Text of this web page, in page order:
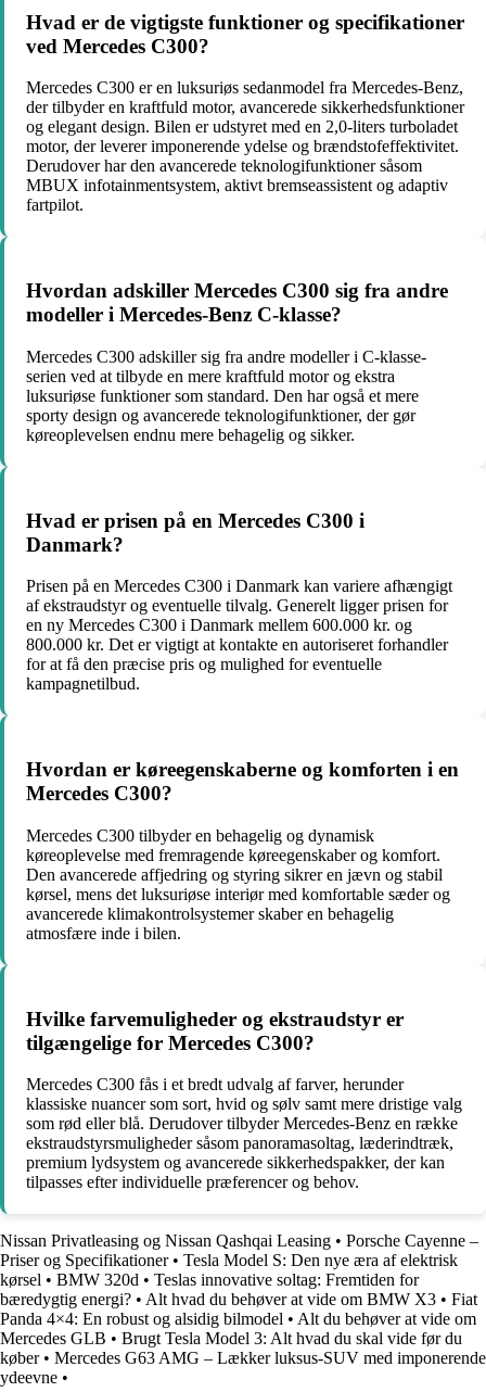
Hvad er de vigtigste funktioner og specifikationer
ved Mercedes C300?
Mercedes C300 er en luksuriøs sedanmodel fra Mercedes-Benz,
der tilbyder en kraftfuld motor, avancerede sikkerhedsfunktioner
og elegant design. Bilen er udstyret med en 2,0-liters turboladet
motor, der leverer imponerende ydelse og brændstofeffektivitet.
Derudover har den avancerede teknologifunktioner såsom
MBUX infotainmentsystem, aktivt bremseassistent og adaptiv
fartpilot.
Hvordan adskiller Mercedes C300 sig fra andre
modeller i Mercedes-Benz C-klasse?
Mercedes C300 adskiller sig fra andre modeller i C-klasse-
serien ved at tilbyde en mere kraftfuld motor og ekstra
luksuriøse funktioner som standard. Den har også et mere
sporty design og avancerede teknologifunktioner, der gør
køreoplevelsen endnu mere behagelig og sikker.
Hvad er prisen på en Mercedes C300 i
Danmark?
Prisen på en Mercedes C300 i Danmark kan variere afhængigt
af ekstraudstyr og eventuelle tilvalg. Generelt ligger prisen for
en ny Mercedes C300 i Danmark mellem 600.000 kr. og
800.000 kr. Det er vigtigt at kontakte en autoriseret forhandler
for at få den præcise pris og mulighed for eventuelle
kampagnetilbud.
Hvordan er køreegenskaberne og komforten i en
Mercedes C300?
Mercedes C300 tilbyder en behagelig og dynamisk
køreoplevelse med fremragende køreegenskaber og komfort.
Den avancerede affjedring og styring sikrer en jævn og stabil
kørsel, mens det luksuriøse interiør med komfortable sæder og
avancerede klimakontrolsystemer skaber en behagelig
atmosfære inde i bilen.
Hvilke farvemuligheder og ekstraudstyr er
tilgængelige for Mercedes C300?
Mercedes C300 fås i et bredt udvalg af farver, herunder
klassiske nuancer som sort, hvid og sølv samt mere dristige valg
som rød eller blå. Derudover tilbyder Mercedes-Benz en række
ekstraudstyrsmuligheder såsom panoramasoltag, læderindtræk,
premium lydsystem og avancerede sikkerhedspakker, der kan
tilpasses efter individuelle præferencer og behov.
Nissan Privatleasing og Nissan Qashqai Leasing • Porsche Cayenne –
Priser og Specifikationer• Tesla Model S: Den nye æra af elektrisk
kørsel • BMW 320d • Teslas innovative soltag: Fremtiden for
bæredygtig energi? • Alt hvad du behøver at vide om BMW X3 • Fiat
Panda 4×4: En robust og alsidig bilmodel • Alt du behøver at vide om
Mercedes GLB • Brugt Tesla Model 3: Alt hvad du skal vide før du
køber• Mercedes G63 AMG – Lækker luksus-SUV med imponerende
ydeevne •